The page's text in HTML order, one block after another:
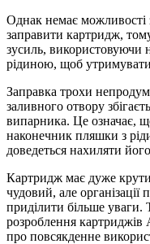
Однак немає можливості
заправити картридж,
зусиль,
рідиною, щоб
Заправка трохи
заливного отвору
випарника. Це означає,
наконечник пляшки з
доведеться нахиляти
Картридж має дуже
чудовий, але
приділити більше уваги.
розроблення картриджів
про повсякденне